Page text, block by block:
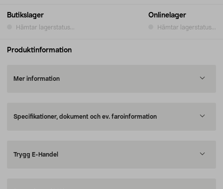
Butikslager
Hämtar lagerstatus...
Onlinelager
Hämtar lagerstatus...
Produktinformation
Mer information
Specifikationer, dokument och ev. faroinformation
Trygg E-Handel